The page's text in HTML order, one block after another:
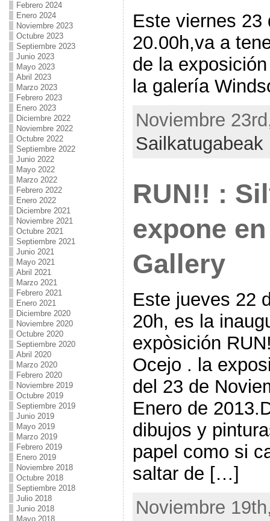
Febrero 2024
Enero 2024
Noviembre 2023
Octubre 2023
Septiembre 2023
Junio 2023
Mayo 2023
Abril 2023
Marzo 2023
Febrero 2023
Enero 2023
Diciembre 2022
Noviembre 2022
Octubre 2022
Septiembre 2022
Junio 2022
Mayo 2022
Marzo 2022
Febrero 2022
Enero 2022
Diciembre 2021
Noviembre 2021
Octubre 2021
Septiembre 2021
Junio 2021
Mayo 2021
Abril 2021
Marzo 2021
Febrero 2021
Enero 2021
Diciembre 2020
Noviembre 2020
Octubre 2020
Septiembre 2020
Abril 2020
Marzo 2020
Febrero 2020
Noviembre 2019
Octubre 2019
Septiembre 2019
Junio 2019
Mayo 2019
Marzo 2019
Febrero 2019
Enero 2019
Noviembre 2018
Octubre 2018
Septiembre 2018
Julio 2018
Junio 2018
Mayo 2018
Este viernes 23
20.00h,va a
de la
la galería
Noviembre
Sailkatugabeak
RUN!! :
expone
Gallery
Este jueves 22
20h, es la
expòsición
Ocejo . la
del 23 de
Enero de
dibujos y
papel como si
saltar de […]
Noviembre